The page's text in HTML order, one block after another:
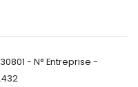
- N° Entreprise -